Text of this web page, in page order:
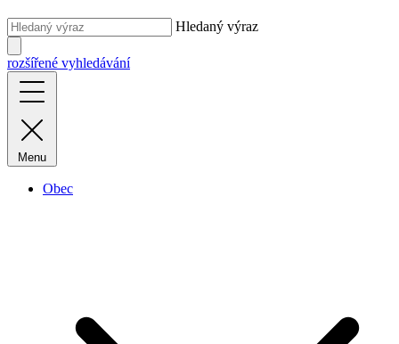
Hledaný výraz
rozšířené vyhledávání
Menu
Obec